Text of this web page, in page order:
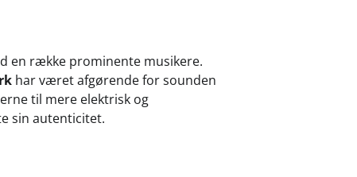
en række prominente musikere.
har været afgørende for sounden
til mere elektrisk og
sin autenticitet.